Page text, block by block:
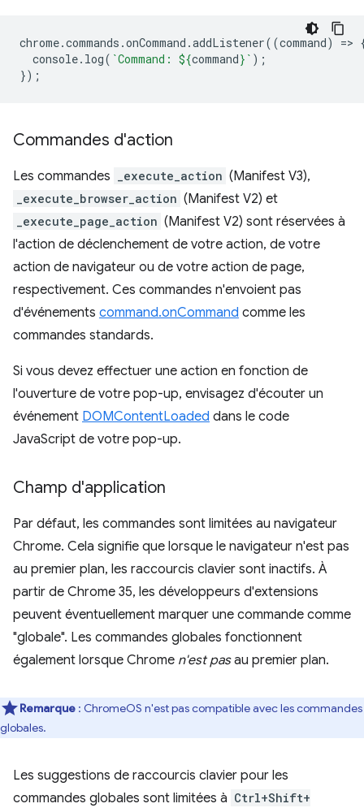
chrome.commands .onCommand .addListener((command) =>
console. log( `Command: ${command} ` );
});
Commandes d'action
Les commandes _execute_action (Manifest V3),
_execute_browser_action (Manifest V2) et
_execute_page_action (Manifest V2) sont réservées à
l'action de déclenchement de votre action, de votre
action de navigateur ou de votre action de page,
respectivement. Ces commandes n'envoient pas
d'événements command.onCommand comme les
commandes standards.
Si vous devez effectuer une action en fonction de
l'ouverture de votre pop-up, envisagez d'écouter un
événement DOMContentLoaded dans le code
JavaScript de votre pop-up.
Champ d'application
Par défaut, les commandes sont limitées au navigateur
Chrome. Cela signifie que lorsque le navigateur n'est pas
au premier plan, les raccourcis clavier sont inactifs. À
partir de Chrome 35, les développeurs d'extensions
peuvent éventuellement marquer une commande comme
"globale". Les commandes globales fonctionnent
également lorsque Chrome n'est pasau premier plan.
Remarque : ChromeOS n'est pas compatible avec les commandes
globales.
Les suggestions de raccourcis clavier pour les
commandes globales sont limitées à Ctrl+Shift+